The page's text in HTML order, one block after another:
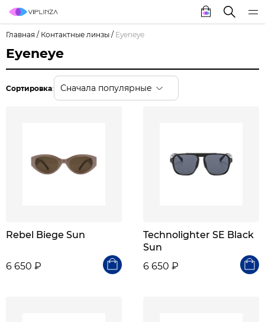
Главная / Контактные линзы / Eyeneye
Eyeneye
Сортировка: Сначала популярные
Rebel Biege Sun
6 650 ₽
Technolighter SE Black
Sun
6 650 ₽